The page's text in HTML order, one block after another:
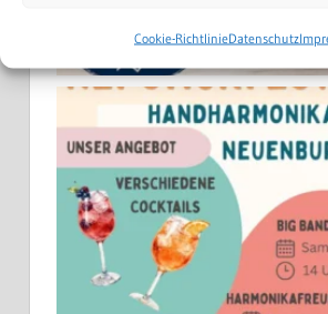
Cookie-RichtlinieDatenschutz